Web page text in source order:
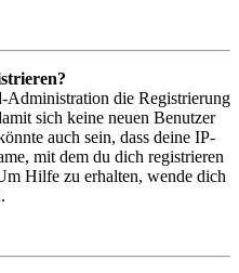
Administration die Registrierung
sich keine neuen Benutzer
auch sein, dass deine IP-
mit dem du dich registrieren
Hilfe zu erhalten, wende dich